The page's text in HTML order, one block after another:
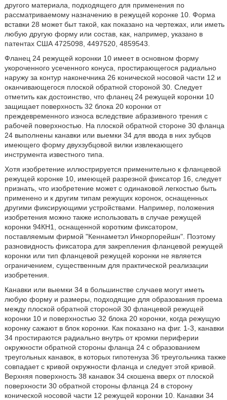
другого материала, подходящего для применения по
рассматриваемому назначению в режущей коронке 10. Форма
вставки 28 может быт такой, как показано на чертежах, или иметь
любую другую форму или состав, как, например, указано в
патентах США 4725098, 4497520, 4859543.
Фланец 24 режущей коронки 10 имеет в основном форму
укороченного усеченного конуса, простирающегося радиально
наружу за контур наконечника 26 конической носовой части 12 и
оканчивающегося плоской обратной стороной 30. Следует
отметить как достоинство, что фланец 24 режущей коронки 10
защищает поверхность 32 блока 20 коронки от
преждевременного износа вследствие абразивного трения с
рабочей поверхностью. На плоской обратной стороне 30 фланца
24 выполнены канавки или выемки 34 для ввода в них зубцов
имеющего форму двухзубцовой вилки извлекающего
инструмента известного типа.
Хотя изобретение иллюстрируется применительно к фланцевой
режущей коронке 10, имеющей разрезной фиксатор 16, следует
признать, что изобретение может с одинаковой легкостью быть
применено и к другим типам режущих коронок, оснащенных
другими фиксирующими устройствами. Например, положения
изобретения можно также использовать в случае режущей
коронки 94КН1, оснащенной коротким фиксатором,
поставляемым фирмой "Кеннаметэл Инкорпорейшн". Поэтому
разновидность фиксатора для закрепления фланцевой режущей
коронки или тип фланцевой режущей коронки не является
ограничением, существенным для практической реализации
изобретения.
Канавки или выемки 34 в большинстве случаев могут иметь
любую форму и размеры, подходящие для образования проема
между плоской обратной стороной 30 фланцевой режущей
коронки 10 и поверхностью 32 блока 20 коронки, когда режущую
коронку сажают в блок коронки. Как показано на фиг. 1-3, канавки
34 простираются радиально внутрь от кромки периферии
окружности обратной стороны фланца 24 с образованием
треугольных канавок, в которых гипотенуза 36 треугольника также
совпадает с кривой окружности фланца и следует этой кривой.
Верхняя поверхность 38 канавок 34 скошена вверх от плоской
поверхности 30 обратной стороны фланца 24 в сторону
конической носовой части 12 режущей коронки 10. Канавки 34